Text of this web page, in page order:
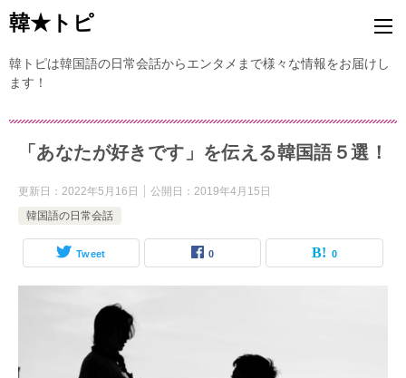
韓★トピ
韓トピは韓国語の日常会話からエンタメまで様々な情報をお届けし
ます！
「あなたが好きです」を伝える韓国語５選！
更新日： 2022年5月16日 公開日： 2019年4月15日
韓国語の日常会話
Tweet 0 0